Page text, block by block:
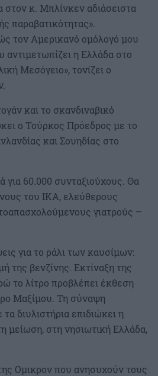
στον κ. Μπλίνκεν αδιάσειστα
παραβατικότητας».
τον Αμερικανό ομόλογό μου
αντιμετωπίζει η Ελλάδα στο
Μεσόγειο», τονίζει ο
και το σκανδιναβικό
ο Τούρκος Πρόεδρος με το
και Σουηδίας στο
για 60.000 συνταξιούχους. Θα
του ΙΚΑ, ελεύθερους
γιατρούς –
για το ράλι των καυσίμων:
της βενζίνης. Εκτίναξη της
το λίτρο προβλέπει έκθεση
Μαξίμου. Τη σύναψη
διυλιστήρια επιδιώκει η
μείωση, στη νησιωτική Ελλάδα,
Ομικρον που ανησυχούν τους